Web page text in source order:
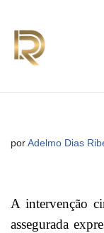
Avançar
para
por Adelmo Dias
A intervenção
assegurada